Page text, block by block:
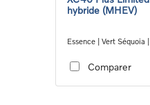
hybride (MHEV)
Essence | Vert Séquoia
Comparer